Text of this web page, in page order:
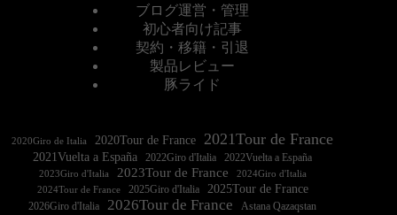
ブログ運営・管理
初心者向け記事
契約・移籍・引退
製品レビュー
豚ライド
2020Giro de Italia 2020Tour de France 2021Tour de France
2021Vuelta a España 2022Vuelta a España
2023Giro d'Italia 2023Tour de France
2024Tour de France
2025Giro d'Italia 2025Tour de France
2026Giro d'Italia 2026Tour de France Astana Qazaqstan